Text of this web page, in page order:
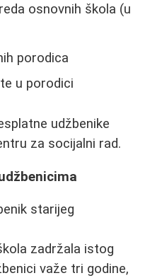
osnovnih škola (u
porodica
u porodici
udžbenike
za socijalni rad.
starijeg
zadržala istog
važe tri godine,